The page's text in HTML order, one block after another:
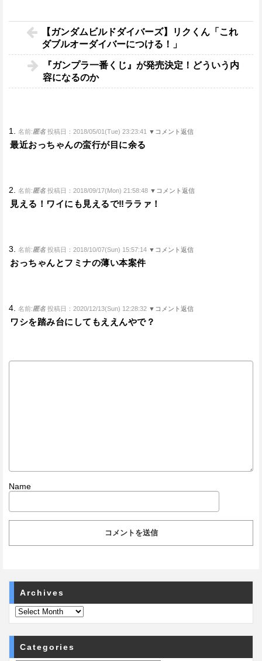
【ガンダムビルドダイバーズ】リクくん「これ
ダブルオーダイバーにつける！」
『ガンプラ一番くじ』が発売決定！どういう内
容になるのか
1. 名前:匿名 投稿日：2018/05/01(Tue) 23:23:41 ▼コメント返信
最近おっちゃんの蛮行が目に余る
2. 名前:匿名 投稿日：2018/09/17(Mon) 21:58:48 ▼コメント返信
見える！ワイにも見えるで‼ララァ！
3. 名前:匿名 投稿日：2018/10/07(Sun) 15:57:14 ▼コメント返信
おっちゃんとフミナの薄い本案件
4. 名前:匿名 投稿日：2020/12/13(Sun) 12:28:32 ▼コメント返信
ワシを踏み台にしてもええんやで？
Name
Archives
Categories